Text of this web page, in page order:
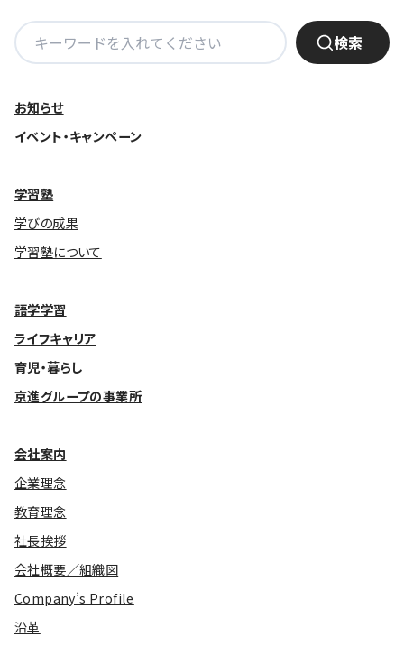
検
索:
検索
お知らせ
イベント・キャンペーン
学習塾
学びの成果
学習塾について
語学学習
ライフキャリア
育児・暮らし
京進グループの事業所
会社案内
企業理念
教育理念
社長挨拶
会社概要／組織図
Company’s Profile
沿革